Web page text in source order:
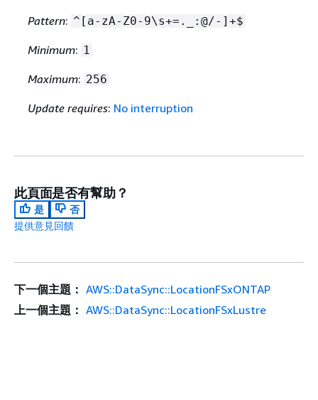
Pattern: ^[a-zA-Z0-9\s+=._:@/-]+$
Minimum: 1
Maximum: 256
Update requires: No interruption
此頁面是否有幫助？
是
否
提供意見回饋
下一個主題： AWS::DataSync::LocationFSxONTAP
上一個主題： AWS::DataSync::LocationFSxLustre